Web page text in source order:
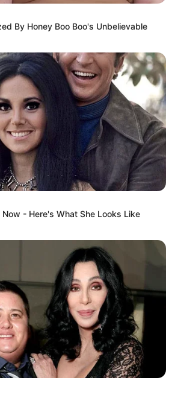
instagram/vitosinaga)
santai saat di rumah
By Honey Boo Boo's Unbelievable
- Here's What She Looks Like